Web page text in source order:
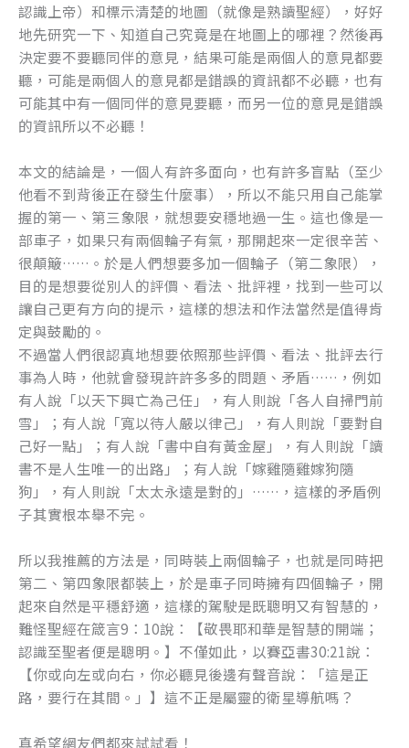
認識上帝）和標示清楚的地圖（就像是熟讀聖經），好好
地先研究一下、知道自己究竟是在地圖上的哪裡？然後再
決定要不要聽同伴的意見，結果可能是兩個人的意見都要
聽，可能是兩個人的意見都是錯誤的資訊都不必聽，也有
可能其中有一個同伴的意見要聽，而另一位的意見是錯誤
的資訊所以不必聽！
本文的結論是，一個人有許多面向，也有許多盲點（至少
他看不到背後正在發生什麼事），所以不能只用自己能掌
握的第一、第三象限，就想要安穩地過一生。這也像是一
部車子，如果只有兩個輪子有氣，那開起來一定很辛苦、
很顛簸……。於是人們想要多加一個輪子（第二象限），
目的是想要從別人的評價、看法、批評裡，找到一些可以
讓自己更有方向的提示，這樣的想法和作法當然是值得肯
定與鼓勵的。
不過當人們很認真地想要依照那些評價、看法、批評去行
事為人時，他就會發現許許多多的問題、矛盾……，例如
有人說「以天下興亡為己任」，有人則說「各人自掃門前
雪」；有人說「寬以待人嚴以律己」，有人則說「要對自
己好一點」；有人說「書中自有黃金屋」，有人則說「讀
書不是人生唯一的出路」；有人說「嫁雞隨雞嫁狗隨
狗」，有人則說「太太永遠是對的」……，這樣的矛盾例
子其實根本舉不完。
所以我推薦的方法是，同時裝上兩個輪子，也就是同時把
第二、第四象限都裝上，於是車子同時擁有四個輪子，開
起來自然是平穩舒適，這樣的駕駛是既聰明又有智慧的，
難怪聖經在箴言9：10說：【敬畏耶和華是智慧的開端；
認識至聖者便是聰明。】不僅如此，以賽亞書30:21說：
【你或向左或向右，你必聽見後邊有聲音說：「這是正
路，要行在其間。」】這不正是屬靈的衛星導航嗎？
真希望網友們都來試試看！